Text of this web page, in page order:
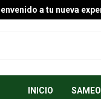
a tu nueva
INICIO